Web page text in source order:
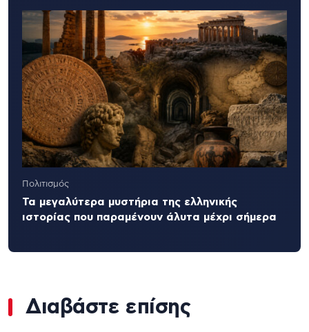
Πολιτισμός
Τα μεγαλύτερα μυστήρια της ελληνικής
ιστορίας που παραμένουν άλυτα μέχρι σήμερα
Διαβάστε επίσης